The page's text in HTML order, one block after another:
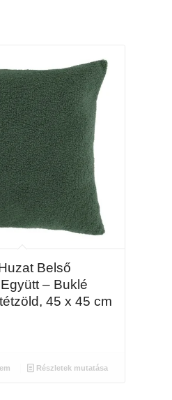
Belső
– Buklé
45 x 45 cm
Részletek mutatása